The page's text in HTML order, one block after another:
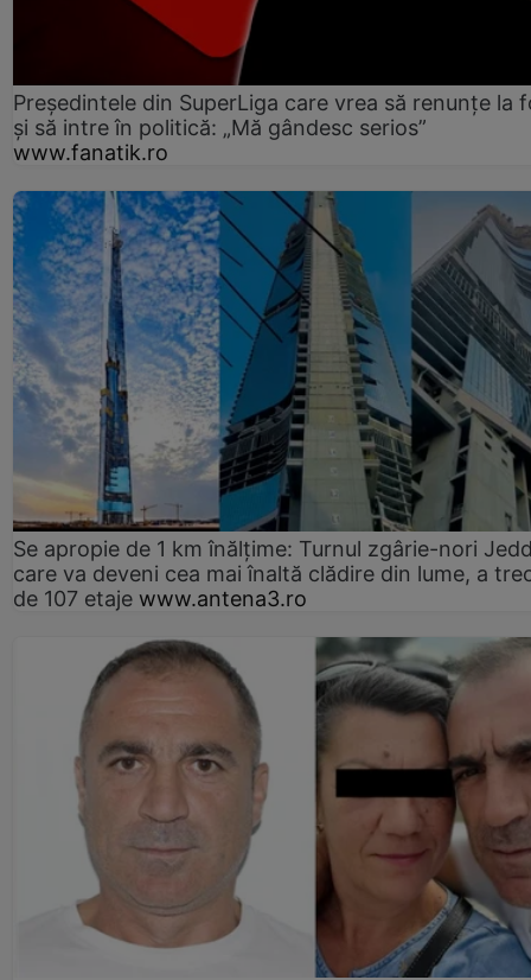
Președintele din SuperLiga care vrea să renunțe la
și să intre în politică: „Mă gândesc serios”
www.fanatik.ro
Se apropie de 1 km înălțime: Turnul zgârie-nori
care va deveni cea mai înaltă clădire din lume, a
de 107 etaje www.antena3.ro